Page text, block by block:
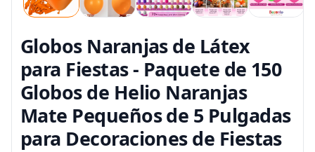
Globos Naranjas de Látex
para Fiestas - Paquete de 150
Globos de Helio Naranjas
Mate Pequeños de 5 Pulgadas
para Decoraciones de Fiestas